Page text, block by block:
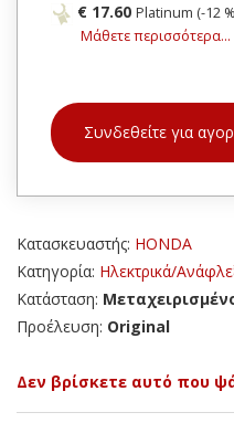
€ 17.60 Platinum (-12
Μάθετε περισσότερα...
Συνδεθείτε για
Κατασκευαστής: HONDA
Κατηγορία: Ηλεκτρικά/
Κατάσταση:
Προέλευση: Original
Δεν βρίσκετε αυτό που